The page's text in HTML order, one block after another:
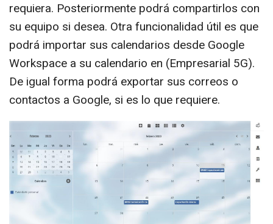
requiera. Posteriormente podrá compartirlos con
su equipo si desea. Otra funcionalidad útil es que
podrá importar sus calendarios desde Google
Workspace a su calendario en (Empresarial 5G).
De igual forma podrá exportar sus correos o
contactos a Google, si es lo que requiere.